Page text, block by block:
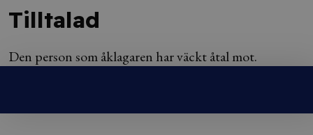
Tilltalad
Den person som åklagaren har väckt åtal mot.